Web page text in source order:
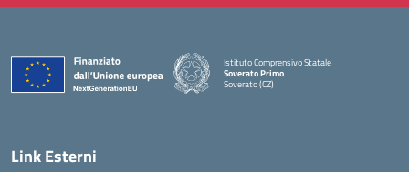
Istituto Comprensivo Statale
Soverato Primo
Soverato (CZ)
Link Esterni